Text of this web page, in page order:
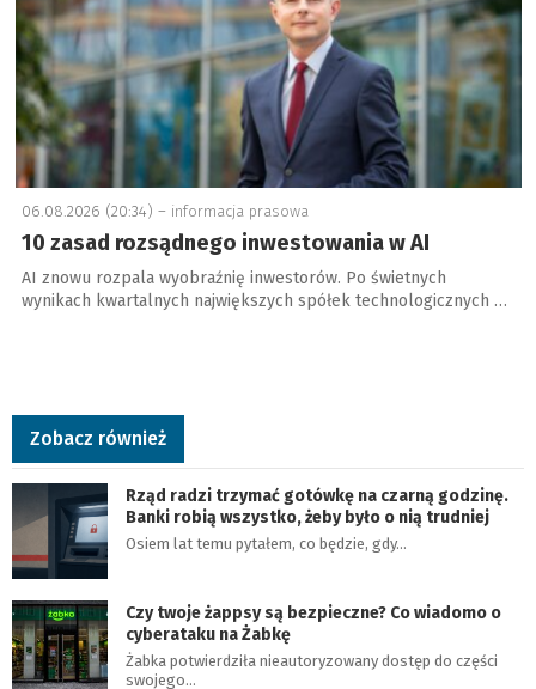
06.08.2026 (20:34) – informacja prasowa
10 zasad rozsądnego inwestowania w AI
AI znowu rozpala wyobraźnię inwestorów. Po świetnych
wynikach kwartalnych największych spółek technologicznych …
Zobacz również
Rząd radzi trzymać gotówkę na czarną godzinę.
Banki robią wszystko, żeby było o nią trudniej
Osiem lat temu pytałem, co będzie, gdy…
Czy twoje żappsy są bezpieczne? Co wiadomo o
cyberataku na Żabkę
Żabka potwierdziła nieautoryzowany dostęp do części
swojego…